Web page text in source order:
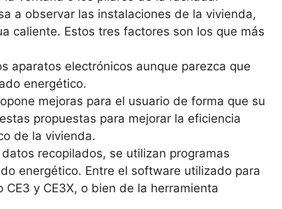
a observar las instalaciones de la vivienda,
caliente. Estos tres factores son los que más
aparatos electrónicos aunque parezca que
energético.
mejoras para el usuario de forma que su
propuestas para mejorar la eficiencia
de la vivienda.
recopilados, se utilizan programas
energético. Entre el software utilizado para
y CE3X, o bien de la herramienta